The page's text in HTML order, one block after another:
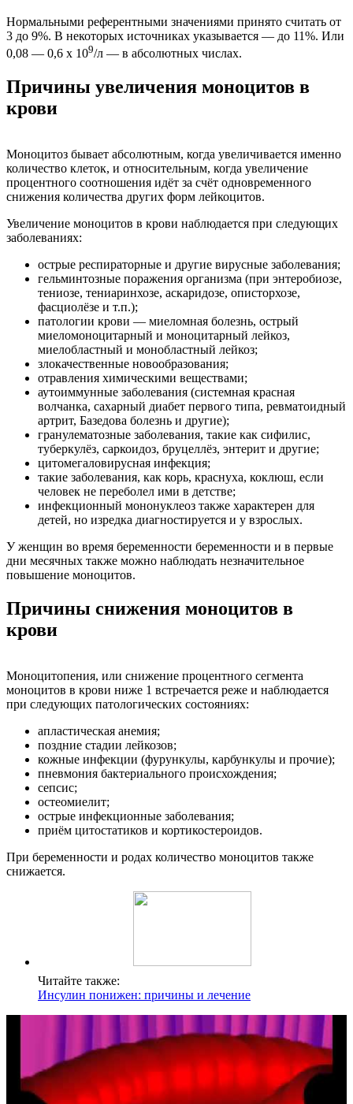
Нормальными референтными значениями принято считать от
3 до 9%. В некоторых источниках указывается — до 11%. Или
0,08 — 0,6 х 109/л — в абсолютных числах.
Причины увеличения моноцитов в
крови
Моноцитоз бывает абсолютным, когда увеличивается именно
количество клеток, и относительным, когда увеличение
процентного соотношения идёт за счёт одновременного
снижения количества других форм лейкоцитов.
Увеличение моноцитов в крови наблюдается при следующих
заболеваниях:
острые респираторные и другие вирусные заболевания;
гельминтозные поражения организма (при энтеробиозе,
тениозе, тениаринхозе, аскаридозе, описторхозе,
фасциолёзе и т.п.);
патологии крови — миеломная болезнь, острый
миеломоноцитарный и моноцитарный лейкоз,
миелобластный и монобластный лейкоз;
злокачественные новообразования;
отравления химическими веществами;
аутоиммунные заболевания (системная красная
волчанка, сахарный диабет первого типа, ревматоидный
артрит, Базедова болезнь и другие);
гранулематозные заболевания, такие как сифилис,
туберкулёз, саркоидоз, бруцеллёз, энтерит и другие;
цитомегаловирусная инфекция;
такие заболевания, как корь, краснуха, коклюш, если
человек не переболел ими в детстве;
инфекционный мононуклеоз также характерен для
детей, но изредка диагностируется и у взрослых.
У женщин во время беременности беременности и в первые
дни месячных также можно наблюдать незначительное
повышение моноцитов.
Причины снижения моноцитов в
крови
Моноцитопения, или снижение процентного сегмента
моноцитов в крови ниже 1 встречается реже и наблюдается
при следующих патологических состояниях:
апластическая анемия;
поздние стадии лейкозов;
кожные инфекции (фурункулы, карбункулы и прочие);
пневмония бактериального происхождения;
сепсис;
остеомиелит;
острые инфекционные заболевания;
приём цитостатиков и кортикостероидов.
При беременности и родах количество моноцитов также
снижается.
Читайте также:
Инсулин понижен: причины и лечение